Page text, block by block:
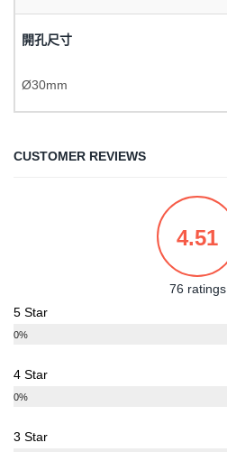
開孔尺寸
Ø30mm
CUSTOMER REVIEWS
4.51
76 ratings
5 Star
0%
4 Star
0%
3 Star